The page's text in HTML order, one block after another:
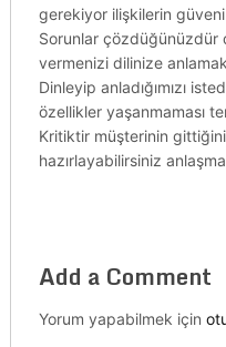
gerekiyor ilişkilerin
Sorunlar çözdüğünüzdür
vermenizi dilinize
Dinleyip anladığımızı
özellikler yaşanmaması
Kritiktir müşterinin
hazırlayabilirsiniz
Add a Comment
Yorum yapabilmek için